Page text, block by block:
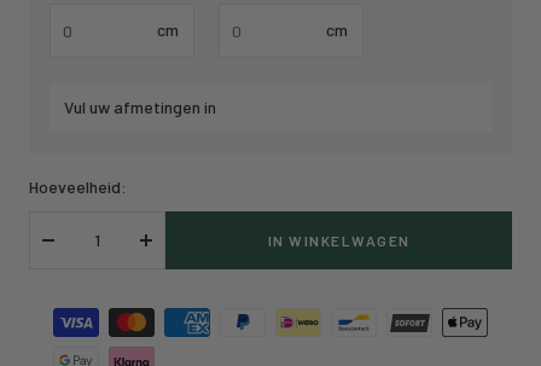
cm cm
Vul uw afmetingen in
Hoeveelheid:
Verlaag
Verhoog
IN WINKELWAGEN